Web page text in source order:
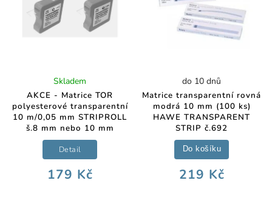
AKCE - Matrice TOR
polyesterové transparentní
10 m/0,05 mm STRIPROLL
š.8 mm nebo 10 mm
Skladem
179 Kč
Detail
Matrice transparentní rovná
modrá 10 mm (100 ks)
HAWE TRANSPARENT
STRIP č.692
do 10 dnů
219 Kč
Do košíku